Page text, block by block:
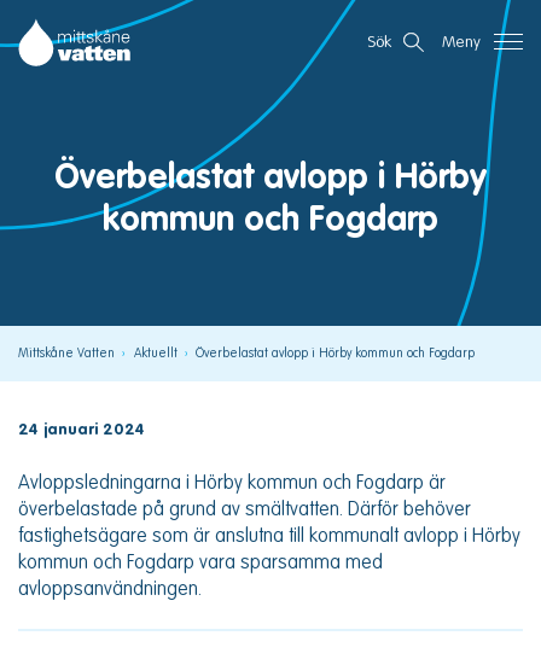
Gå
direkt
till
Mittskåne Vatten
Sök Meny
Överbelastat avlopp i Hörby
kommun och Fogdarp
Mittskåne Vatten Aktuellt Överbelastat avlopp i Hörby kommun och Fogdarp
24 januari 2024
Avloppsledningarna i Hörby kommun och Fogdarp är
överbelastade på grund av smältvatten. Därför behöver
fastighetsägare som är anslutna till kommunalt avlopp i Hörby
kommun och Fogdarp vara sparsamma med
avloppsanvändningen.